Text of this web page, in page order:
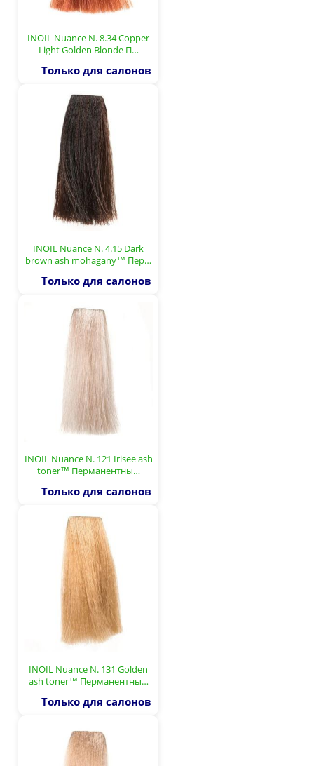
INOIL Nuance N. 8.34 Copper
Light Golden Blonde П…
Только для салонов
INOIL Nuance N. 4.15 Dark
brown ash mohagany™ Пер…
Только для салонов
INOIL Nuance N. 121 Irisee ash
toner™ Перманентны…
Только для салонов
INOIL Nuance N. 131 Golden
ash toner™ Перманентны…
Только для салонов